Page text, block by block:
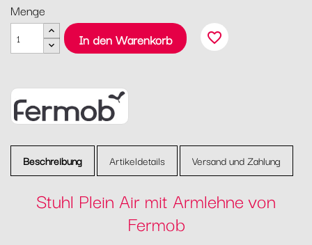
Menge
In den Warenkorb
favorite_border
Beschreibung Artikeldetails Versand und Zahlung
Stuhl Plein Air mit Armlehne von
Fermob